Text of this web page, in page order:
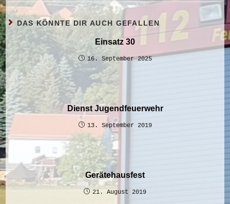
DAS KÖNNTE DIR AUCH GEFALLEN
Einsatz 30
16. September 2025
Dienst Jugendfeuerwehr
13. September 2019
Gerätehausfest
21. August 2019